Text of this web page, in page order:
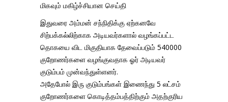
மிகவும் மகிழ்ச்சியான செய்தி
இதுவரை அம்மன் சந்நிதிக்கு ஏற்கனவே
சிற்பக்கல்லிற்காக அடியவர்களால் வழங்கப்பட்ட
தொகயை விட மிகுதியாக தேவைப்படும் 540000
குறோணர்களை வழங்குவதாக ஓர் அடியவர்
குடும்பம் முன்வந்துள்ளனர்.
அதேபோல் இரு குடும்பங்கள் இணைந்து 5 லட்சம்
குறோணர்களை கொடித்தம்பத்திற்கும் அதற்குரிய